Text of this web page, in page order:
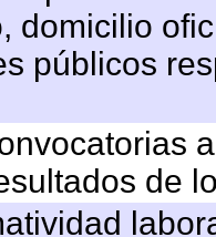
domicilio
públicos
de